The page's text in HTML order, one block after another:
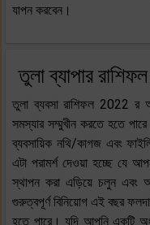
যাপন করবেন।
তুলা ব্যাপার
তুলা ব্যবসা রাশিফল 2022 র
সমস্যার সম্মুখীন করতে হতে
ব্যবসায়িক নথি/কাগজ এবং
এটা পরামর্শ দেওয়া হচ্ছে যে
স্থাপন করা এড়িয়ে চলুন এবং
গুরুত্বপূর্ণ বিনিয়োগ এই বছর
হতে পারে। যদি আপনি একটি